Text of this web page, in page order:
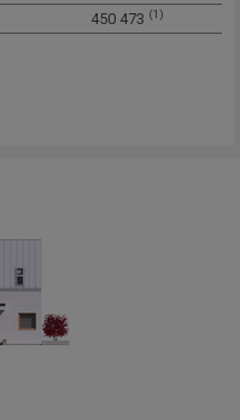
450 473 (1)